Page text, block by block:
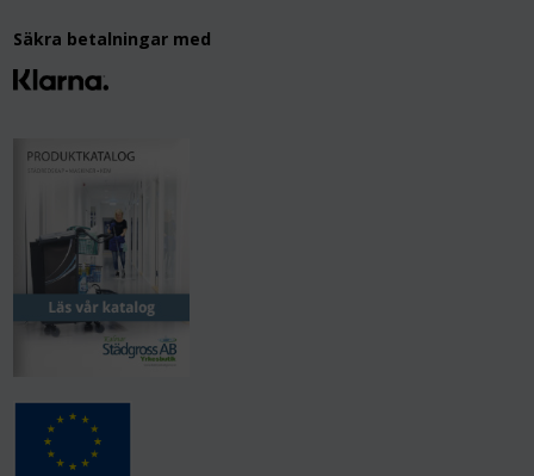
Säkra betalningar med